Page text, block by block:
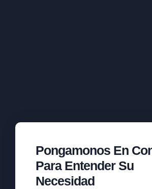
Pongamonos En
Para Entender Su
Necesidad